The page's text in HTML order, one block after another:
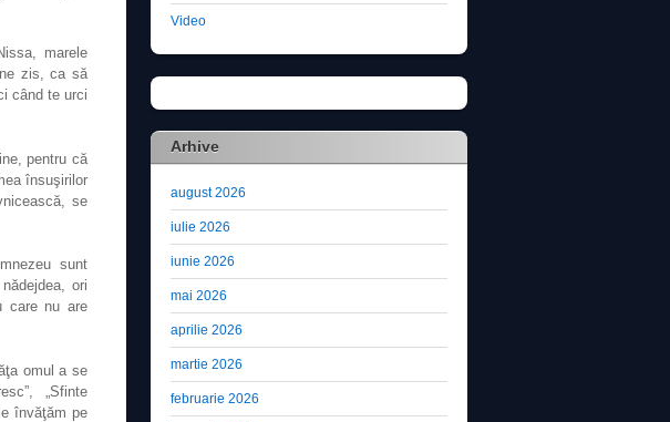
marele
zis, ca să
când te urci
pentru că
însuşirilor
se
sunt
ori
care nu are
omul a se
„Sfinte
învăţăm pe
Video
Arhive
august 2026
iulie 2026
iunie 2026
mai 2026
aprilie 2026
martie 2026
februarie 2026